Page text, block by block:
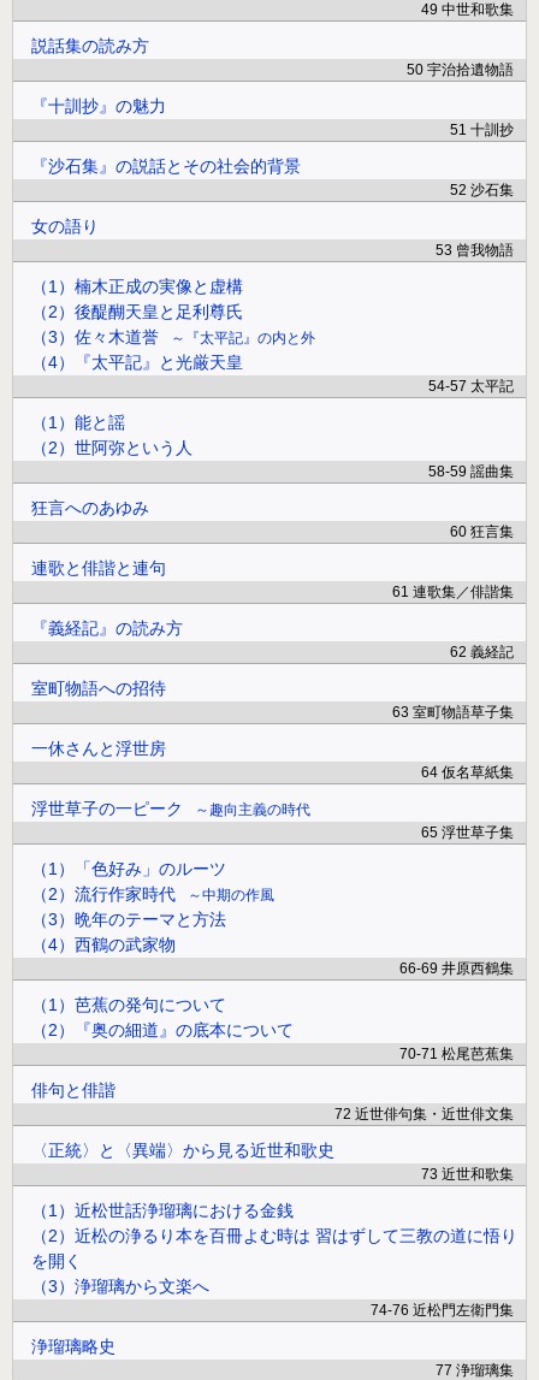
49 中世和歌集
説話集の読み方
50 宇治拾遺物語
『十訓抄』の魅力
51 十訓抄
『沙石集』の説話とその社会的背景
52 沙石集
女の語り
53 曾我物語
（1）楠木正成の実像と虚構
（2）後醍醐天皇と足利尊氏
（3）佐々木道誉
『太平記』の内と外
（4）『太平記』と光厳天皇
54-57 太平記
（1）能と謡
（2）世阿弥という人
58-59 謡曲集
狂言へのあゆみ
60 狂言集
連歌と俳諧と連句
61 連歌集／俳諧集
『義経記』の読み方
62 義経記
室町物語への招待
63 室町物語草子集
一休さんと浮世房
64 仮名草紙集
浮世草子の一ピーク
趣向主義の時代
65 浮世草子集
（1）「色好み」のルーツ
（2）流行作家時代
中期の作風
（3）晩年のテーマと方法
（4）西鶴の武家物
66-69 井原西鶴集
（1）芭蕉の発句について
（2）『奥の細道』の底本について
70-71 松尾芭蕉集
俳句と俳諧
72 近世俳句集・近世俳文集
〈正統〉と〈異端〉から見る近世和歌史
73 近世和歌集
（1）近松世話浄瑠璃における金銭
（2）近松の浄るり本を百冊よむ時は 習はずして三教の道に悟り
を開く
（3）浄瑠璃から文楽へ
74-76 近松門左衛門集
浄瑠璃略史
77 浄瑠璃集